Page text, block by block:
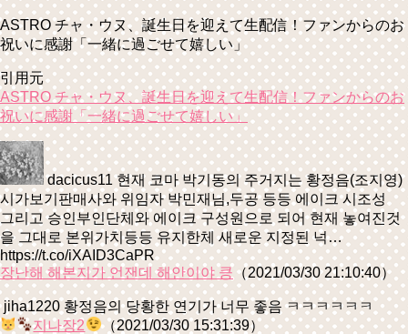
ASTRO チャ・ウヌ、誕生日を迎えて生配信！ファンからのお
祝いに感謝「一緒に過ごせて嬉しい」
引用元
ASTRO チャ・ウヌ、誕生日を迎えて生配信！ファンからのお
祝いに感謝「一緒に過ごせて嬉しい」
dacicus11 현재 코마 박기동의 주거지는 황정음(조지영)
시가보기판매사와 위임자 박민재님,두공 등등 에이크 시조성
그리고 승인부인단체와 에이크 구성원으로 되어 현재 놓여진것
을 그대로 본위가치등등 유지한체 새로운 지정된 넉…
https://t.co/iXAID3CaPR
장난해 해본지가 언잰데 해안이야 킁 （2021/03/30 21:10:40）
jiha1220 황정음의 당황한 연기가 너무 좋음 ㅋㅋㅋㅋㅋㅋ
지나장2
（2021/03/30 15:31:39）